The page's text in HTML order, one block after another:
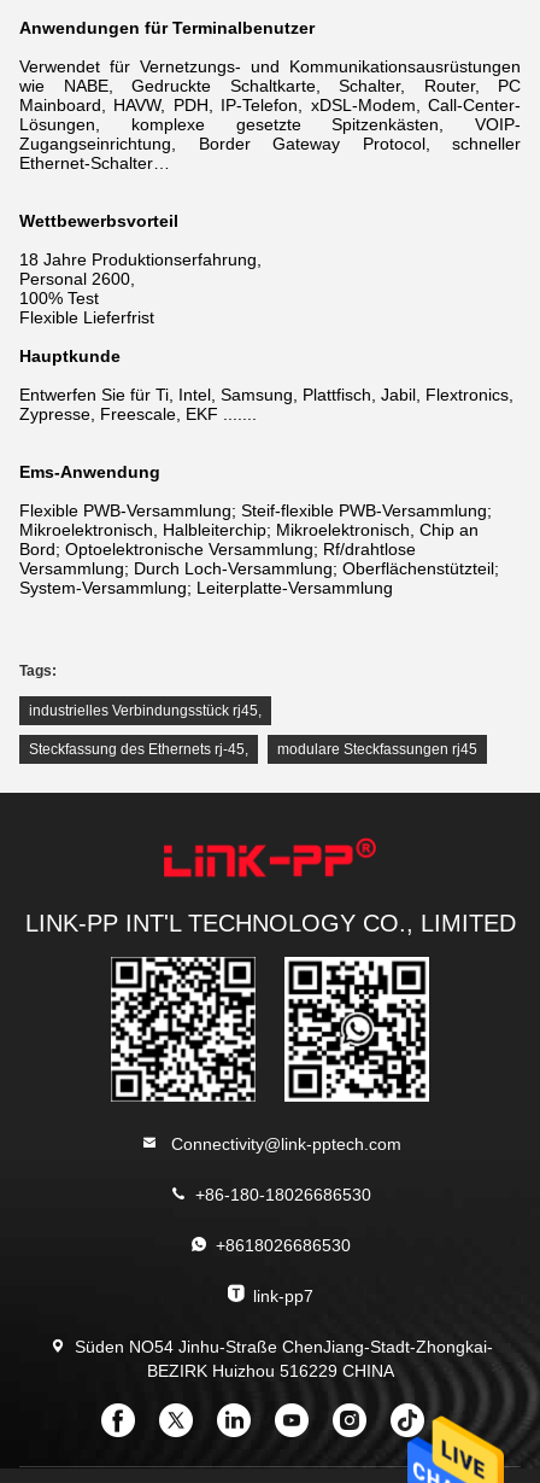
Anwendungen für Terminalbenutzer
Verwendet für Vernetzungs- und Kommunikationsausrüstungen
wie NABE, Gedruckte Schaltkarte, Schalter, Router, PC
Mainboard, HAVW, PDH, IP-Telefon, xDSL-Modem,
Call-Center-
Lösungen, komplexe gesetzte Spitzenkästen, VOIP-
Zugangseinrichtung, Border Gateway Protocol, schneller
Ethernet-Schalter…
Wettbewerbsvorteil
18 Jahre Produktionserfahrung,
Personal 2600,
100% Test
Flexible Lieferfrist
Hauptkunde
Entwerfen Sie für Ti, Intel, Samsung, Plattfisch, Jabil, Flextronics,
Zypresse, Freescale, EKF .......
Ems-Anwendung
Flexible PWB-Versammlung; Steif-flexible PWB-Versammlung;
Mikroelektronisch, Halbleiterchip; Mikroelektronisch, Chip an
Bord; Optoelektronische Versammlung; Rf/drahtlose
Versammlung; Durch Loch-Versammlung; Oberflächenstützteil;
System-Versammlung; Leiterplatte-Versammlung
Tags:
industrielles Verbindungsstück rj45,
Steckfassung des Ethernets rj-45, modulare Steckfassungen rj45
LINK-PP INT'L TECHNOLOGY CO., LIMITED
Connectivity@link-pptech.com
+86-180-18026686530
+8618026686530
link-pp7
Süden NO54 Jinhu-Straße ChenJiang-Stadt-Zhongkai-
BEZIRK Huizhou 516229 CHINA